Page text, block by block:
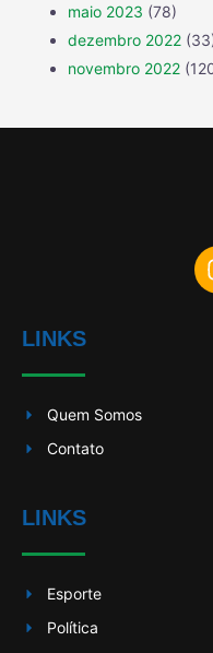
maio 2023 (78)
dezembro 2022
novembro 2022
LINKS
Quem Somos
Contato
LINKS
Esporte
Política